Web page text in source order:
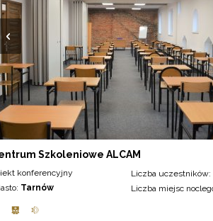
Szkoleniowe ALCAM
konferencyjny
Tarnów
Liczba uczestników:
Liczba miejsc